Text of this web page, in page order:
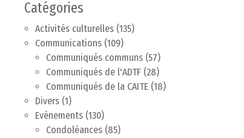
Catégories
Activités culturelles (135)
Communications (109)
Communiqués communs (57)
Communiqués de l'ADTF (28)
Communiqués de la CAITE (18)
Divers (1)
Evénements (130)
Condoléances (85)